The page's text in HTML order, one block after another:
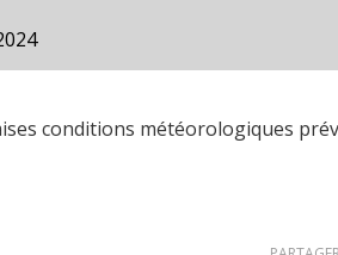
conditions météorologiques